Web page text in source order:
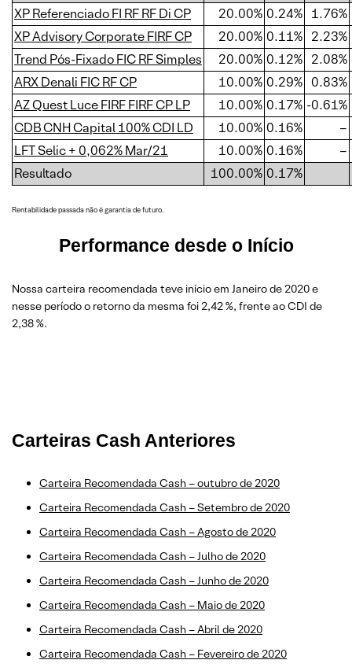
XP Referenciado FI RF RF Di CP
20.00% 0.24% 1.76%
XP Advisory Corporate FIRF CP
20.00% 0.11% 2.23%
Trend Pós-Fixado FIC RF Simples
20.00% 0.12% 2.08%
ARX Denali FIC RF CP
10.00% 0.29% 0.83%
AZ Quest Luce FIRF FIRF CP LP
10.00% 0.17% -0.61%
CDB CNH Capital 100% CDI LD
10.00% 0.16%
–
LFT Selic + 0,062% Mar/21
10.00% 0.16%
–
Resultado
100.00% 0.17%
Rentabilidade passada não é garantia de futuro.
Performance desde o Início
Nossa carteira recomendada teve início em Janeiro de 2020 e
nesse período o retorno da mesma foi 2,42 %, frente ao CDI de
2,38 %.
Carteiras Cash Anteriores
Carteira Recomendada Cash – outubro de 2020
Carteira Recomendada Cash – Setembro de 2020
Carteira Recomendada Cash – Agosto de 2020
Carteira Recomendada Cash – Julho de 2020
Carteira Recomendada Cash – Junho de 2020
Carteira Recomendada Cash – Maio de 2020
Carteira Recomendada Cash – Abril de 2020
Carteira Recomendada Cash – Fevereiro de 2020